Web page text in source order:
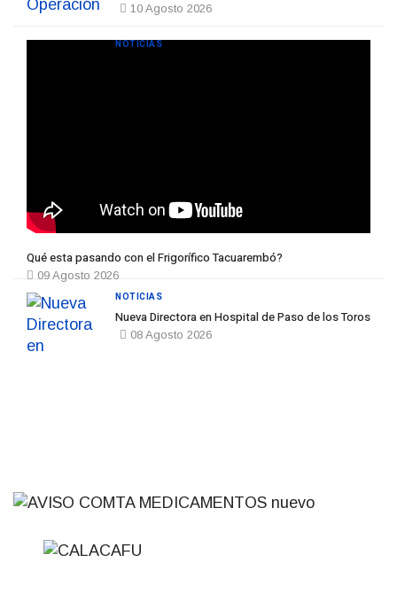
10 Agosto 2026
Qué esta pasando con el Frigorífico Tacuarembó?
09 Agosto 2026
NOTICIAS
Nueva Directora en Hospital de Paso de los Toros
08 Agosto 2026
NOTICIAS